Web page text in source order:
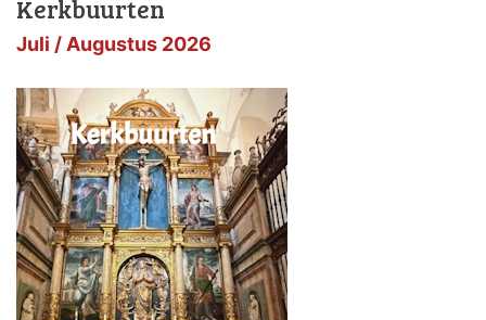
Kerkbuurten
Juli / Augustus 2026